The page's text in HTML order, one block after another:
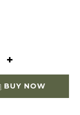
BUY NOW